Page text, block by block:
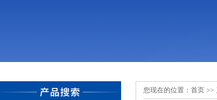
您现在的位置： 首页 >>